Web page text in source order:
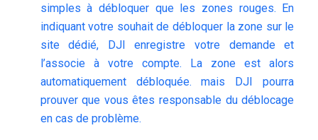
simples à débloquer que les zones rouges. En
indiquant votre souhait de débloquer la zone sur le
site dédié, DJI enregistre votre demande et
l’associe à votre compte. La zone est alors
automatiquement débloquée. mais DJI pourra
prouver que vous êtes responsable du déblocage
en cas de problème.